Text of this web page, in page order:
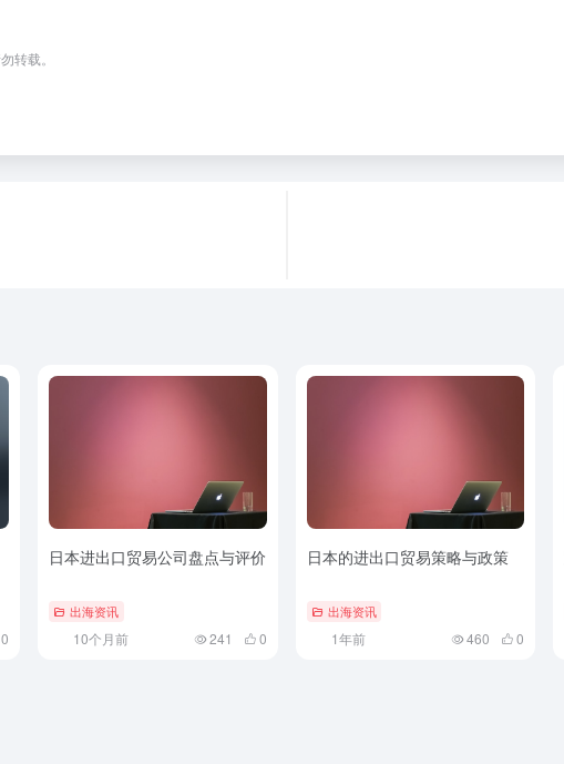
转载。
0
日本进出口贸易公司盘点与评价
出海资讯
10个月前 241 0
日本的进出口贸易策略与政策
出海资讯
1年前 460 0